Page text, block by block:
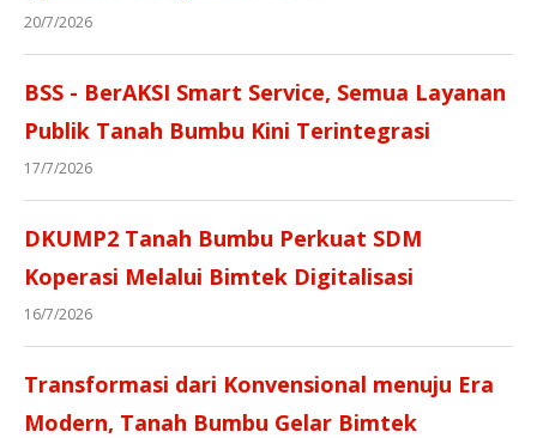
20/7/2026
BSS - BerAKSI Smart Service, Semua Layanan
Publik Tanah Bumbu Kini Terintegrasi
17/7/2026
DKUMP2 Tanah Bumbu Perkuat SDM
Koperasi Melalui Bimtek Digitalisasi
16/7/2026
Transformasi dari Konvensional menuju Era
Modern, Tanah Bumbu Gelar Bimtek